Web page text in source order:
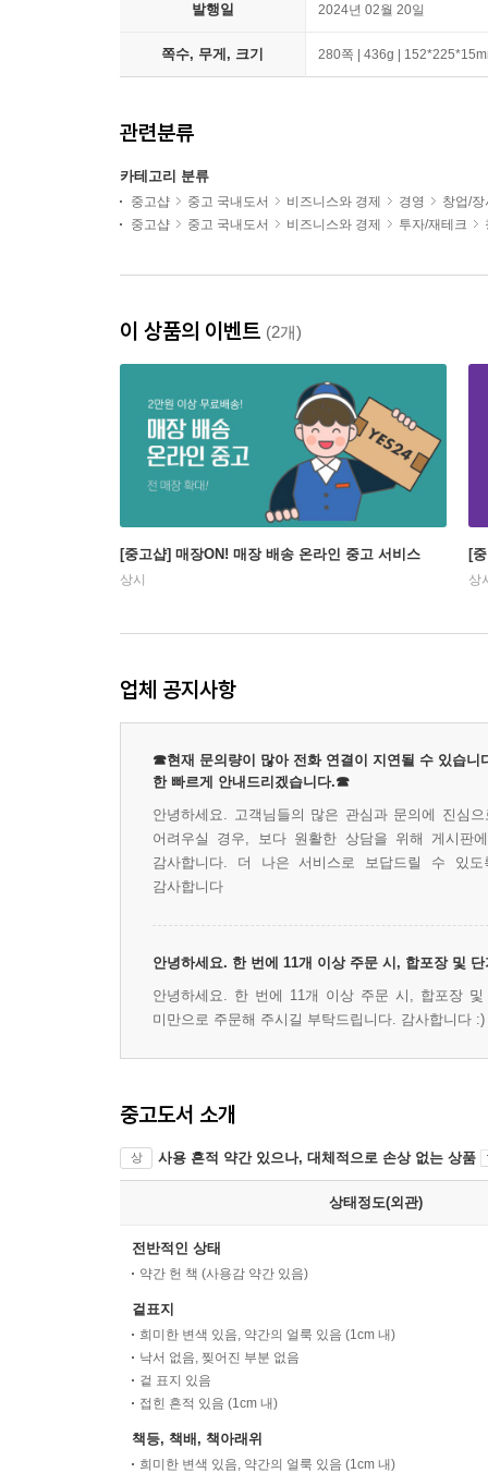
발행일 2024년 02월 20일
쪽수, 무게, 크기 280쪽 | 436g |
관련분류
카테고리 분류
중고샵 중고 국내도서 비즈니스와 경제 경영
창업/장
중고샵
중고 국내도서 비즈니스와 경제 투자/재테크
이 상품의 이벤트 (2개)
[중고샵] 매장ON! 매장 배송 온라인 중고 서비스
상시
[
상
업체 공지사항
☎현재 문의량이 많아 전화 연결이 지연될 수 있습니
한 빠르게 안내드리겠습니다.☎
안녕하세요. 고객님들의 많은 관심과 문의에 진심
어려우실 경우, 보다 원활한 상담을 위해 게시판
감사합니다. 더 나은 서비스로 보답드릴 수 있도
감사합니다
안녕하세요. 한 번에 11개 이상 주문 시, 합포장 및
안녕하세요. 한 번에 11개 이상 주문 시, 합포장
미만으로 주문해 주시길 부탁드립니다. 감사합니다 :)
중고도서 소개
상 사용 흔적 약간 있으나, 대체적으로 손상 없는 상품
상태정도(외관)
전반적인 상태
약간 헌 책 (사용감 약간 있음)
겉표지
희미한 변색 있음, 약간의 얼룩 있음 (1cm 내)
낙서 없음, 찢어진 부분 없음
겉 표지 있음
접힌 흔적 있음 (1cm 내)
책등, 책배, 책아래위
희미한 변색 있음, 약간의 얼룩 있음 (1cm 내)